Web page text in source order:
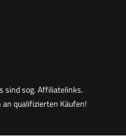
550 Watt, Farbe:
sind sog. Affiliatelinks.
qualifizierten Käufen!